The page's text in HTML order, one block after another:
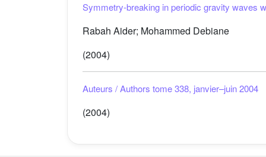
Symmetry-breaking in periodic gravity waves
Rabah Aider; Mohammed Debiane
(2004)
Auteurs / Authors tome 338, janvier–juin 2004
(2004)